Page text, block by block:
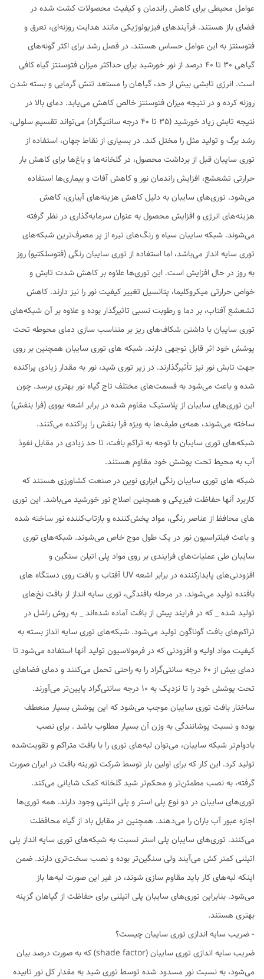
عوامل محیطی برای کاهش راندمان و کیفیت محصولات کشت شده در
فضای باز هستند. فرآیندهای فیزیولوژیکی مانند هدایت روزنه‌ای، تعرق و
فتوسنتز به این عوامل حساس هستند. در فصل رشد برای اکثر گونه‌های
گیاهی 30 تا 40 درصد از نور خورشید برای حداکثر میزان فتوسنتز گیاه کافی
است. انرژی تابشی بیش از حد، گیاهان را مستعد تنش گرمایی و بسته شدن
روزنه کرده و در نتیجه میزان فتوسنتز خالص کاهش می‌یابد. دمای بالا در
نتیجه تابش زیاد خورشید (35 تا 40 درجه سانتیگراد) می‌تواند تقسیم سلولی،
رشد برگ و تولید مثل را مختل کند. در بسیاری از نقاط جهان، استفاده از
توری سایبان قبل از برداشت محصول، در گلخانه‌ها و باغ‌ها برای کاهش بار
حرارتی تشعشع، افزایش راندمان نور و کاهش آفات و بیماری‌ها استفاده
می‌شود. توری‌های سایبان به دلیل کاهش هزینه‌های آبیاری، کاهش
هزینه‌های انرژی و افزایش محصول به عنوان سرمایه‌گذاری در نظر گرفته
می‌شوند. شبکه سایبان سیاه و رنگ‌های تیره از پر مصرف‌ترین شبکه‌های
توری سایه انداز می‌باشد، اما استفاده از توری سایبان رنگی (فتوسلکتیو) روز
به روز در حال افزایش است. این توری‌ها علاوه بر کاهش شدت تابش و
خواص حرارتی میکروکلیما، پتانسیل تغییر کیفیت نور را نیز دارند. کاهش
تشعشع آفتاب، بر دما و رطوبت نسبی تاثیرگذار بوده و علاوه بر آن شبکه‌های
توری سایبان با داشتن شکاف‌های ریز بر متناسب سازی دمای محوطه تحت
پوشش خود اثر قابل توجهی دارند. شبکه های توری سایبان همچنین بر روی
جهت تابش نور نیز تأثیرگذارند. در زیر توری شید، نور به مقدار زیادی پراکنده
شده و باعث می‌شود به قسمت‌های مختلف تاج گیاه نور بهتری برسد. چون
این توری‌های سایبان از پلاستیک مقاوم شده در برابر اشعه یووی (فرا بنفش)
ساخته می‌شوند، همه‌ی طیف‌ها به ویژه فرا بنفش را پراکنده می‌کنند.
شبکه‌های توری سایبان با توجه به تراکم بافت، تا حد زیادی در مقابل نفوذ
آب به محیط تحت پوشش خود مقاوم هستند.
شبکه های توری سایبان رنگی ابزاری نوین در صنعت کشاورزی هستند که
کاربرد آنها حفاظت فیزیکی و همچنین اصلاح نور خورشید می‌باشد. این توری
های محافظ از عناصر رنگی، مواد پخش‌کننده و بازتاب‌کننده نور ساخته شده
و باعث فیلتراسیون نور در یک طول موج خاص می‌شوند. شبکه‌های توری
سایبان طی عملیات‌های فرایندی بر روی مواد پلی اتیلن سنگین و
افزودنی‌های پایدارکننده در برابر اشعه UV آفتاب و بافت روی دستگاه های
بافنده تولید می‌شوند. در مرحله بافندگی، توری سایه انداز از بافت نخ‌های
تولید شده _ که در فرایند پیش از بافت آماده شده‌اند _ به روش راشل در
تراکم‌های بافت گوناگون تولید می‌شود. شبکه‌های توری‌ سایه انداز بسته به
کیفیت مواد اولیه و افزودنی که در فرمولاسیون تولید آنها استفاده می‌شود تا
دمای بیش از 60 درجه سانتی‌گراد را به راحتی تحمل می‌کنند و دمای فضاهای
تحت پوشش خود را تا نزدیک به 10 درجه سانتی‌گراد پایین‌تر می‌آورند.
ساختار بافت توری سایبان موجب می‌شود که این پوشش بسیار منعطف
بوده و نسبت پوشانندگی به وزن آن بسیار مطلوب باشد . برای نصب
بادوام‌تر شبکه سایبان، می‌توان لبه‌های توری را با بافت متراکم و تقویت‌شده
تولید کرد. این کار که برای اولین بار توسط شرکت تورینه بافت در ایران صورت
گرفته، به نصب مطمئن‌تر و محکم‌تر شید گلخانه کمک شایانی می‌کند.
توری‌های سایبان در دو نوع پلی استر و پلی اتیلنی وجود دارند. همه توری‌ها
اجازه عبور آب باران را می‌دهند. همچنین در مقابل باد از گیاه محافظت
می‌کنند. توری‌های سایبان پلی استر نسبت به شبکه‌های توری سایه انداز پلی
اتیلنی کمتر کش می‌آیند ولی سنگین‌تر بوده و نصب سخت‌تری دارند. ضمن
اینکه لبه‌های کار باید مقاوم سازی شوند، در غیر این صورت لبه‌ها باز
می‌شود. بنابراین توری‌های سایبان پلی اتیلنی برای حفاظت از گیاهان گزینه
بهتری هستند.
- ضریب سایه اندازی توری سایبان چیست؟
ضریب سایه اندازی توری سایبان (shade factor) که به صورت درصد بیان
می‌شود، به نسبت نور مسدود شده توسط توری شید به مقدار کل نور تابیده